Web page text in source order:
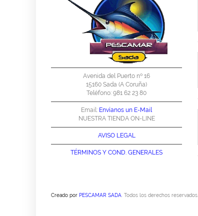
Avenida del Puerto nº 16
15160 Sada (A Coruña)
Teléfono: 981 62 23 80
Email: Envíanos un E-Mail
NUESTRA TIENDA ON-LINE
AVISO LEGAL
TÉRMINOS Y COND. GENERALES
Creado por PESCAMAR SADA . Todos los derechos reservados.